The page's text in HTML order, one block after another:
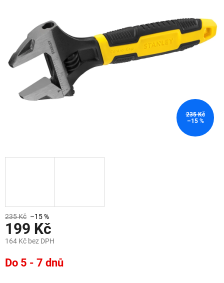
hvězdiček.
235 Kč
–15 %
235 Kč –15 %
199 Kč
164 Kč bez DPH
cena:
Do 5 - 7 dnů